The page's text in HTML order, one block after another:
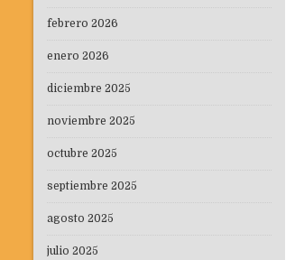
febrero 2026
enero 2026
diciembre 2025
noviembre 2025
octubre 2025
septiembre 2025
agosto 2025
julio 2025